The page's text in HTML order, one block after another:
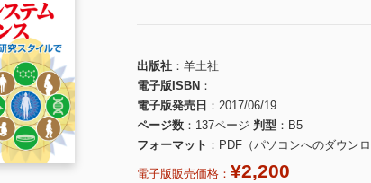
出版社
羊土社
電子版ISBN
電子版発売日
2017/06/19
ページ数
137ページ 判型
B5
フォーマット
PDF（パソコンへのダウンロ
電子版販売価格： ¥2,200